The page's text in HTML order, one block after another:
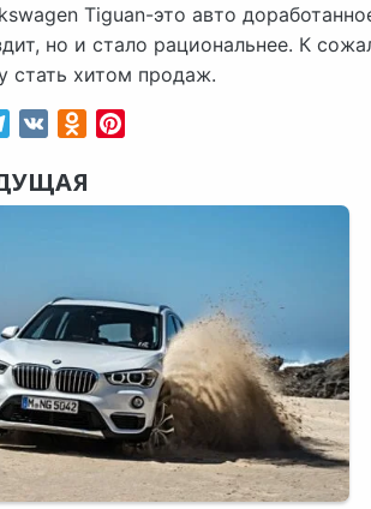
Tiguan-это авто
но и стало рациональнее. К
стать хитом продаж.
Telegram
VK Odnoklassniki